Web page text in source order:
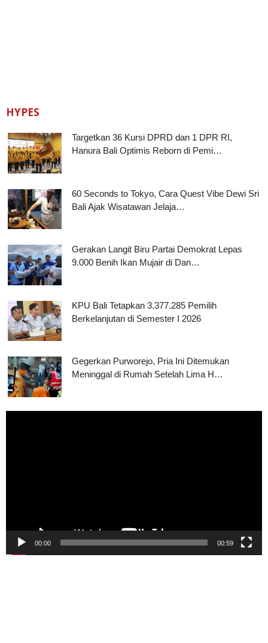
HYPES
Targetkan 36 Kursi DPRD dan 1 DPR RI,
Hanura Bali Optimis Reborn di Pemi…
60 Seconds to Tokyo, Cara Quest Vibe Dewi Sri
Bali Ajak Wisatawan Jelaja…
Gerakan Langit Biru Partai Demokrat Lepas
9.000 Benih Ikan Mujair di Dan…
KPU Bali Tetapkan 3.377.285 Pemilih
Berkelanjutan di Semester I 2026
Gegerkan Purworejo, Pria Ini Ditemukan
Meninggal di Rumah Setelah Lima H…
00:00 00:59